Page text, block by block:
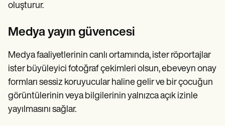
oluşturur.
Medya yayın güvencesi
Medya faaliyetlerinin canlı ortamında, ister röportajlar
ister büyüleyici fotoğraf çekimleri olsun, ebeveyn onay
formları sessiz koruyucular haline gelir ve bir çocuğun
görüntülerinin veya bilgilerinin yalnızca açık izinle
yayılmasını sağlar.